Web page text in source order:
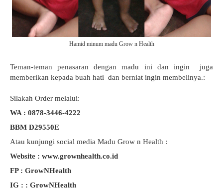
Hamid minum madu Grow n Health
Teman-teman penasaran dengan madu ini dan ingin juga
memberikan kepada buah hati dan berniat ingin membelinya.:
Silakah Order melalui:
WA : 0878-3446-4222
BBM D29550E
Atau kunjungi social media Madu Grow n Health :
Website : www.grownhealth.co.id
FP : GrowNHealth
IG : : GrowNHealth